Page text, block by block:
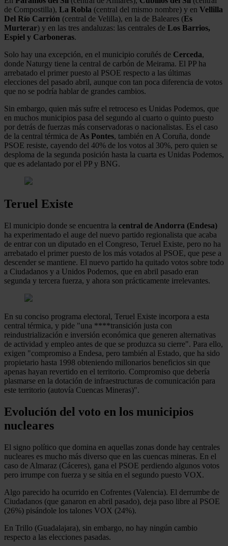
de Compostilla), La Robla (central del mismo nombre) y en Vellilla
Del Río Carrión (central de Velilla), en la de Baleares (Es
Murterar) y en las tres andaluzas: las centrales de Los Barrios,
Espiel y Carboneras.
Solo hay una excepción, en el municipio coruñés de Cerceda,
donde Naturgy tiene la central de carbón de Meirama. El PP ha
arrebatado el primer puesto al PSOE respecto a las últimas
elecciones del pasado abril, aunque con tan poca diferencia de votos
que no se podría hablar de grandes cambios.
Sin embargo, quien más sufre el retroceso es Unidas Podemos, que
en muchos municipios pasa del segundo al cuarto o quinto puesto
por detrás de fuerzas más conservadoras o nacionalistas. Es el caso
de la central térmica de As Pontes, también en A Coruña, donde
PSOE resiste, cayendo del 40% de los votos al 30%, pero quien se
desploma de la segunda posición hasta la cuarta es Unidas Podemos,
que es adelantado por el PP y BNG.
Teruel Existe
El municipio donde se encuentra la central de Andorra (Endesa)
ha experimentado el auge del nuevo partido regionalista que acaba
de entrar con un diputado en el Congreso, Teruel Existe, pero no ha
arrebatado el primer puesto de los más votados al PSOE, que pese a
descender se mantiene. El nuevo partido ha quitado votos sobre todo
a Ciudadanos y a Unidos Podemos, que en abril pasado eran
segunda y tercera fuerza, y ahora son prácticamente irrelevantes.
En su conciso programa electoral, Teruel Existe incorpora a esta
central térmica, y pide "una ****transición justa con
reindustrialización e inversión económica que generen alternativas
de actividad y empleo antes de que se produzca su cierre". Para ello,
exigen "compromiso a Endesa, pero también al Estado, que ha sido
propietario hasta 1998 obteniendo millonarios beneficios sin que
apenas hayan revertido en el territorio. Compromiso que debería
plasmarse en la dotación de infraestructuras de comunicación para
este territorio (autovía Cuencas Mineras)".
Evolución del voto en los municipios
nucleares
El signo político que domina en aquellas zonas donde hay centrales
nucleares es mucho más diverso que en las cuencas mineras. En el
caso de Almaraz (Cáceres), gana el PSOE perdiendo algunos votos
pero irrumpe con fuerza y se sitúa en el segundo puesto VOX.
Algo parecido ha ocurrido en Cofrentes (Valencia). El derrumbe de
Ciudadanos (que ganaron en abril pasado), deja paso libre al PSOE
(26%) pisándole los talones VOX (24%).
En Trillo (Guadalajara), sin embargo, no hay ningún cambio
respecto a las elecciones pasadas.